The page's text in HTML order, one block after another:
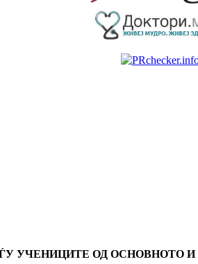
УЧЕНИЦИТЕ ОД ОСНОВНОТО И